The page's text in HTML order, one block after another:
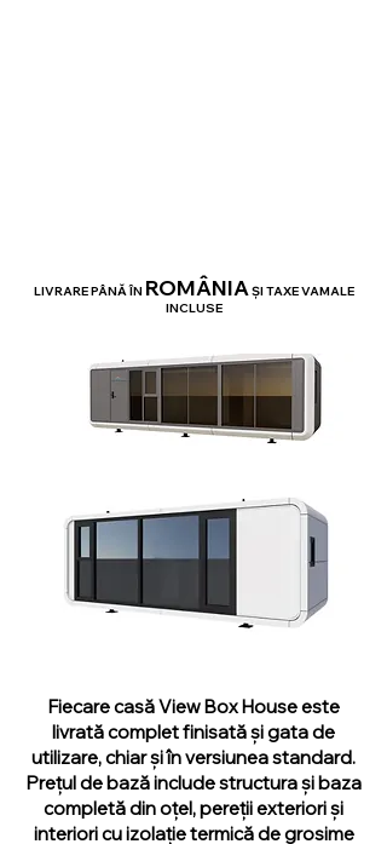
LIVRARE PÂNĂ ÎN ROMÂNIA ȘI TAXE VAMALE
INCLUSE
Fiecare casă View Box House este
livrată complet finisată și gata de
utilizare, chiar și în versiunea standard.
Prețul de bază include structura și baza
completă din oțel, pereții exteriori și
interiori cu izolație termică de grosime